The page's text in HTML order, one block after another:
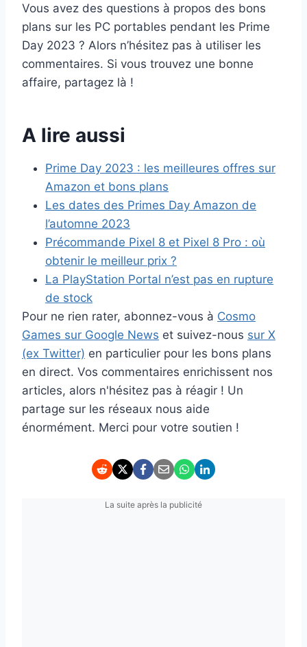
Vous avez des questions à propos des bons
plans sur les PC portables pendant les Prime
Day 2023 ? Alors n’hésitez pas à utiliser les
commentaires. Si vous trouvez une bonne
affaire, partagez là !
A lire aussi
Prime Day 2023 : les meilleures offres sur
Amazon et bons plans
Les dates des Primes Day Amazon de
l’automne 2023
Précommande Pixel 8 et Pixel 8 Pro : où
obtenir le meilleur prix ?
La PlayStation Portal n’est pas en rupture
de stock
Pour ne rien rater, abonnez-vous à Cosmo
Games sur Google News et suivez-nous sur X
(ex Twitter) en particulier pour les bons plans
en direct. Vos commentaires enrichissent nos
articles, alors n'hésitez pas à réagir ! Un
partage sur les réseaux nous aide
énormément. Merci pour votre soutien !
La suite après la publicité